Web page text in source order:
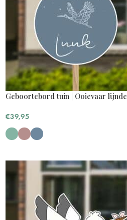
Geboortebord tuin | Ooievaar
€39,95